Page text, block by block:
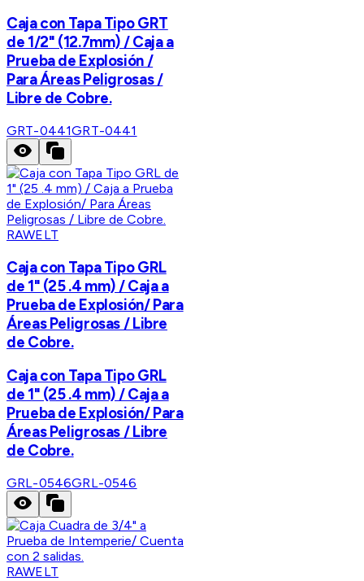
Caja con Tapa Tipo GRT
de 1/2" (12.7mm) / Caja a
Prueba de Explosión /
Para Áreas Peligrosas /
Libre de Cobre.
GRT-0441GRT-0441
RAWELT
Caja con Tapa Tipo GRL
de 1" (25 .4 mm) / Caja a
Prueba de Explosión/ Para
Áreas Peligrosas / Libre
de Cobre.
Caja con Tapa Tipo GRL
de 1" (25 .4 mm) / Caja a
Prueba de Explosión/ Para
Áreas Peligrosas / Libre
de Cobre.
GRL-0546GRL-0546
RAWELT